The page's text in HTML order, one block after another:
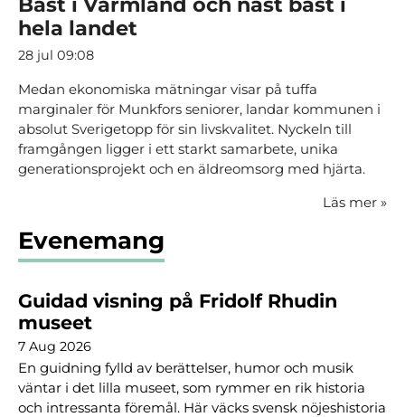
hela landet
28 jul 09:08
Medan ekonomiska mätningar visar på tuffa
marginaler för Munkfors seniorer, landar kommunen i
absolut Sverigetopp för sin livskvalitet. Nyckeln till
framgången ligger i ett starkt samarbete, unika
generationsprojekt och en äldreomsorg med hjärta.
Läs mer »
Evenemang
Guidad visning på Fridolf Rhudin
museet
7 Aug 2026
En guidning fylld av berättelser, humor och musik
väntar i det lilla museet, som rymmer en rik historia
och intressanta föremål. Här väcks svensk nöjeshistoria